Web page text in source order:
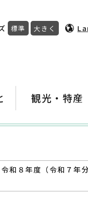
標準 大きく
観光・特産
和８年度（令和７年